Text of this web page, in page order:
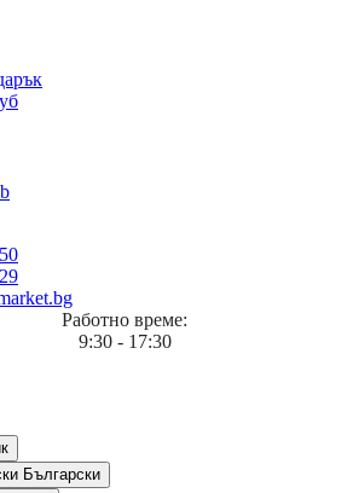
Работно време:
9:30 - 17:30
Български